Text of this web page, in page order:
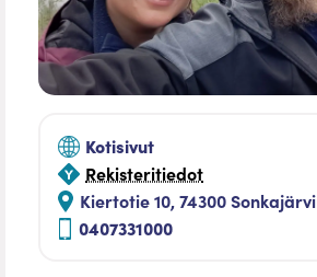
Kiertotie 10, 74300 Sonkajärvi
0407331000
Kotisivut
Rekisteritiedot